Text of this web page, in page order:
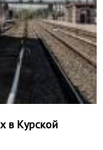
в Курской